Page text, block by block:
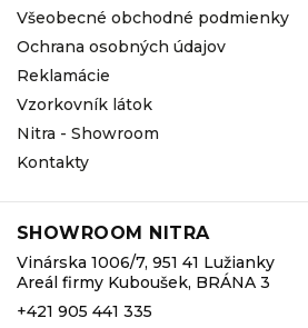
Všeobecné obchodné podmienky
Ochrana osobných údajov
Reklamácie
Vzorkovník látok
Nitra - Showroom
Kontakty
SHOWROOM NITRA
Vinárska 1006/7, 951 41 Lužianky
Areál firmy Kuboušek, BRÁNA 3
+421 905 441 335